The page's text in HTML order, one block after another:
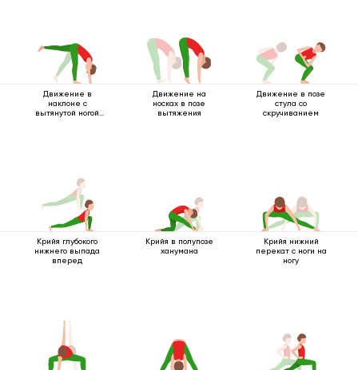
Движение в
наклоне с
вытянутой ногой
Движение на
носках в позе
вытяжения
Движение в позе
стула со
скручиванием
Крийя глубокого
нижнего выпада
вперед
Крийя в полупозе
ханумана
Крийя нижний
перекат с ноги на
ногу